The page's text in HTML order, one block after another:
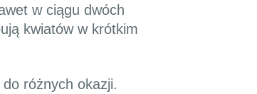
w ciągu dwóch
kwiatów w krótkim
różnych okazji.